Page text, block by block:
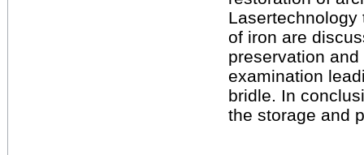
of iron are
preservation
examination
bridle. In
the storage and